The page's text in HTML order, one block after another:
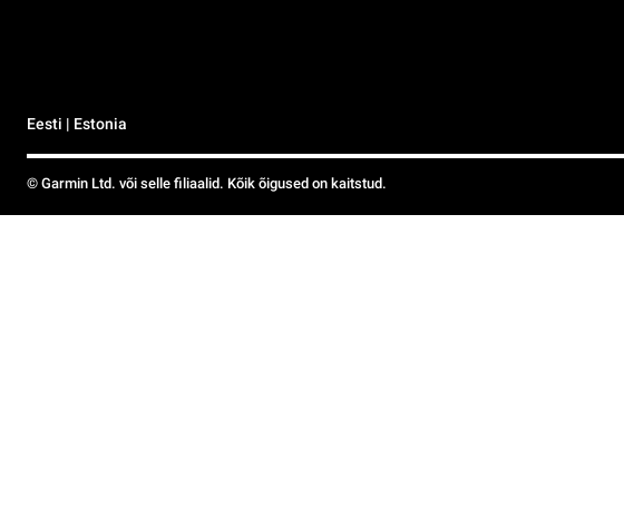
Eesti | Estonia
© Garmin Ltd. või selle filiaalid. Kõik õigused on kaitstud.